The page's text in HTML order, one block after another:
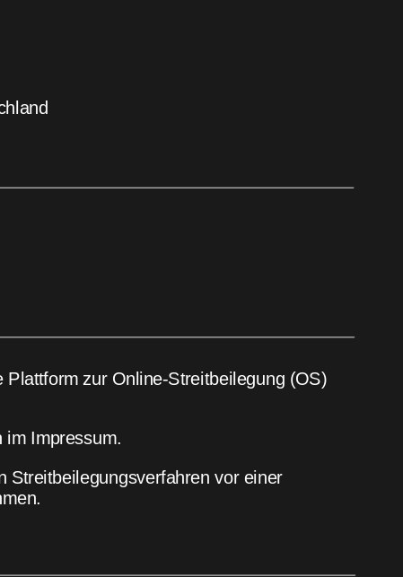
zur Online-Streitbeilegung (OS)
im Impressum.
Streitbeilegungsverfahren vor einer